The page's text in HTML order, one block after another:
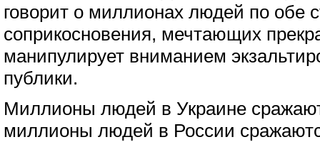
говорит о миллионах людей по обе
соприкосновения, мечтающих
манипулирует вниманием
публики.
Миллионы людей в Украине
миллионы людей в России